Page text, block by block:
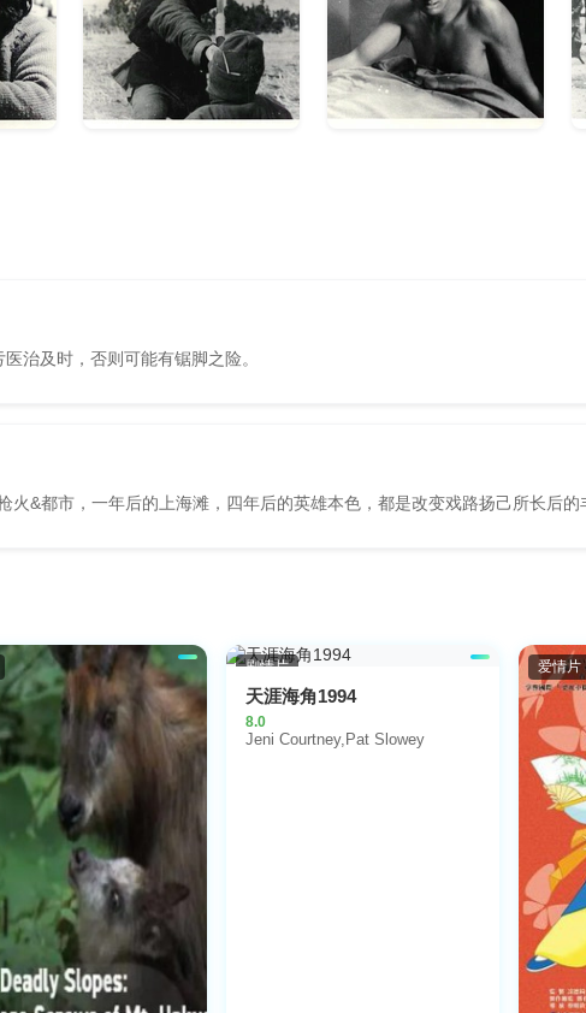
治及时，否则可能有锯脚之险。
&都市，一年后的上海滩，四年后的英雄本色，都是改变戏路扬己所长后的
剧情片
天涯海角1994
8.0
Jeni Courtney,Pat Slowey
爱情片